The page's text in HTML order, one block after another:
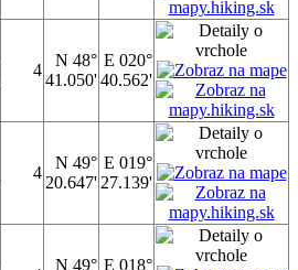
4
N 48°
41.050'
E 020°
40.562'
4
N 49°
20.647'
E 019°
27.139'
N 49° E 018°